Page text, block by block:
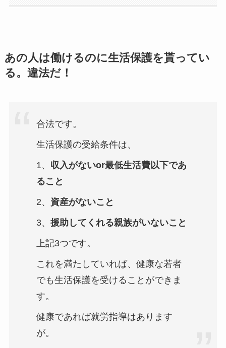
あの人は働けるのに生活保護を貰ってい
る。 違法だ！
合法です。
生活保護の受給条件は、
1、 収入がないor最低生活費以下であ
ること
2、 資産がないこと
3、 援助してくれる親族がいないこと
上記3つです。
これを満たしていれば、健康な若者
でも生活保護を受けることができま
す。
健康であれば就労指導はあります
が。